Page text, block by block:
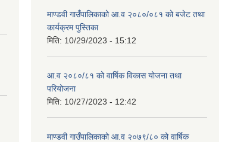
माण्डवी गाउँपालिकाको आ.व २०८०/०८१ को बजेट तथा
कार्यक्रम पुस्तिका
मिति: 10/29/2023 - 15:12
आ.व २०८०/८१ को वार्षिक विकास योजना तथा
परियोजना
मिति: 10/27/2023 - 12:42
माण्डवी गाउँपालिकाको आ.व २०७९/८० को वार्षिक